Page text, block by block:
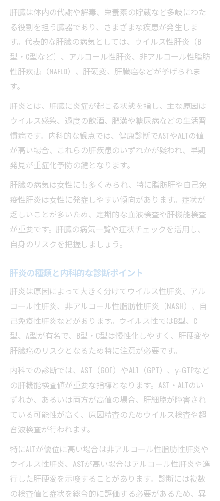
肝臓病 症状チェックの大切さを解説
初期症状が少ない肝炎を見抜く内科的視点
見逃しやすい肝臓病のサインと肝炎の関係
AST・ALT異常値が示す肝炎リスクに迫る
ASTとALTの数値で分かる肝炎リスク分析
ASTとALTはどっちがやばいのか専門解説
肝臓の疾患と異常値の関連性を詳しく解説
肝臓病の症状チェックで早期発見を目指す
肝臓病の初期症状を内科で見極める方法
肝炎に気付くための症状セルフチェック法
肝臓の病気 症状チェックリストの活用法
肝炎とむくみの症状に着目した内科受診
女性に多い肝炎と肝臓病の原因を内科で解
説
肝臓 病気 女性 原因と肝炎の関係性に注目
女性特有の肝臓病 難病指定例も詳しく説明
肝臓の病気 女性の初期症状と内科的対策
内科的アプローチによる肝臓疾患の予防ガイド
肝臓病 治るのか予防策と内科の役割
もずくは肝臓にいい？内科医の見解紹介
肝臓の病気 予防と症状チェックの実践法
肝炎予防に役立つ内科的検査と早期対応
肝臓は体内の代謝や解毒、栄養素の貯蔵など多岐にわた
る役割を担う臓器であり、さまざまな疾患が発生しま
す。代表的な肝臓の病気としては、ウイルス性肝炎（B
型・C型など）、アルコール性肝炎、非アルコール性脂肪
性肝疾患（NAFLD）、肝硬変、肝臓癌などが挙げられま
す。
肝炎とは、肝臓に炎症が起こる状態を指し、主な原因は
ウイルス感染、過度の飲酒、肥満や糖尿病などの生活習
慣病です。内科的な観点では、健康診断でASTやALTの値
が高い場合、これらの肝疾患のいずれかが疑われ、早期
発見が重症化予防の鍵となります。
肝臓の病気は女性にも多くみられ、特に脂肪肝や自己免
疫性肝炎は女性に発症しやすい傾向があります。症状が
乏しいことが多いため、定期的な血液検査や肝機能検査
が重要です。肝臓の病気一覧や症状チェックを活用し、
自身のリスクを把握しましょう。
肝炎の種類と内科的な診断ポイント
肝炎は原因によって大きく分けてウイルス性肝炎、アル
コール性肝炎、非アルコール性脂肪性肝炎（NASH）、自
己免疫性肝炎などがあります。ウイルス性ではB型、C
型、A型が有名で、B型・C型は慢性化しやすく、肝硬変や
肝臓癌のリスクとなるため特に注意が必要です。
内科での診断では、AST（GOT）やALT（GPT）、γ-GTPなど
の肝機能検査値が重要な指標となります。AST・ALTのい
ずれか、あるいは両方が高値の場合、肝細胞が障害され
ている可能性が高く、原因精査のためウイルス検査や超
音波検査が行われます。
特にALTが優位に高い場合は非アルコール性脂肪性肝炎や
ウイルス性肝炎、ASTが高い場合はアルコール性肝炎や進
行した肝硬変を示唆することがあります。診断には複数
の検査値と症状を総合的に評価する必要があるため、異